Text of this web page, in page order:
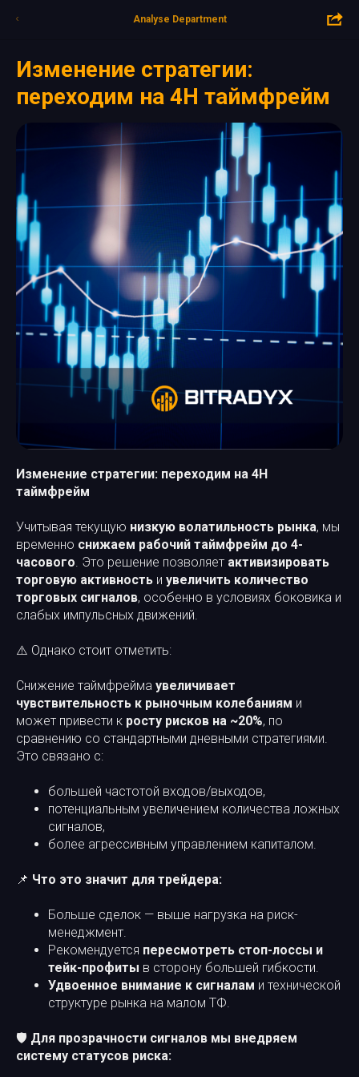
Analyse Department
Изменение стратегии:
переходим на 4H таймфрейм
Изменение стратегии: переходим на 4H
таймфрейм
Учитывая текущую низкую волатильность рынка, мы
временно снижаем рабочий таймфрейм до 4-
часового. Это решение позволяет активизировать
торговую активность и увеличить количество
торговых сигналов, особенно в условиях боковика и
слабых импульсных движений.
⚠️ Однако стоит отметить:
Снижение таймфрейма увеличивает
чувствительность к рыночным колебаниям и
может привести к росту рисков на ~20%, по
сравнению со стандартными дневными стратегиями.
Это связано с:
большей частотой входов/выходов,
потенциальным увеличением количества ложных
сигналов,
более агрессивным управлением капиталом.
📌 Что это значит для трейдера:
Больше сделок — выше нагрузка на риск-
менеджмент.
Рекомендуется пересмотреть стоп-лоссы и
тейк-профиты в сторону большей гибкости.
Удвоенное внимание к сигналам и технической
структуре рынка на малом ТФ.
🛡️ Для прозрачности сигналов мы внедряем
систему статусов риска: